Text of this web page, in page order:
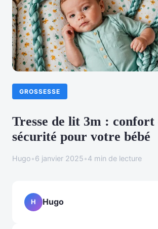
GROSSESSE
Tresse de lit 3m : confort
sécurité pour votre bébé
Hugo•6 janvier 2025•4 min de lecture
H Hugo